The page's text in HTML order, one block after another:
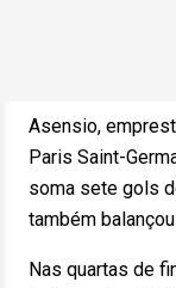
Asensio,
Paris Saint-
soma sete gols
também
Nas quartas de